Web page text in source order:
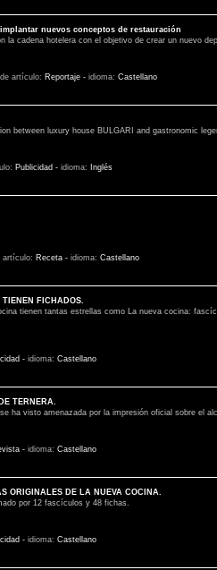
nuevos conceptos de restauración
la cadena hotelera con el objetivo de crear un nuevo
artículo: Reportaje - idioma: Castellano
between luxury house BULGARI and gastronomic
Publicidad - idioma:
Inglés
artículo: Receta - idioma: Castellano
FICHADOS.
tienen tantas estrellas como La nueva cocina:
- idioma: Castellano
TERNERA.
ha visto amenazada por la impresión oficial sobre el
- idioma: Castellano
ORIGINALES DE LA NUEVA COCINA.
por 12 fascículos y 48 fichas.
- idioma: Castellano